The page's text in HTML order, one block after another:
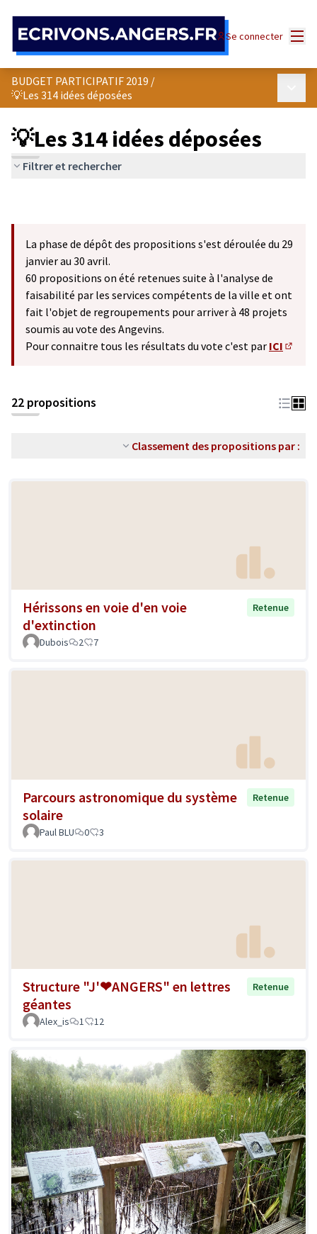
Se connecter
BUDGET PARTICIPATIF 2019 /
💡Les 314 idées déposées
💡Les 314 idées déposées
Filtrer et rechercher
La phase de dépôt des propositions s'est déroulée du 29
janvier au 30 avril.
60 propositions on été retenues suite à l'analyse de
faisabilité par les services compétents de la ville et ont
fait l'objet de regroupements pour arriver à 48 projets
soumis au vote des Angevins.
Pour connaitre tous les résultats du vote c'est par ICI
22 propositions
Classement des propositions par :
Hérissons en voie d'en voie
d'extinction
Retenue
Dubois 2 7
Parcours astronomique du système
solaire
Retenue
Paul BLU 0 3
Structure "J'❤ANGERS" en lettres
géantes
Retenue
Alex_is 1 12